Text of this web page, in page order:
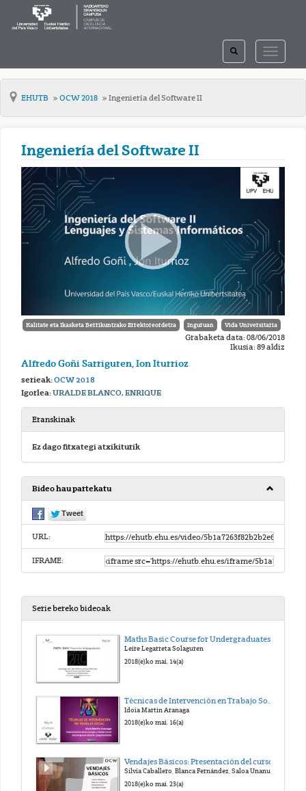
TOGGLE
TOGGLE
SEARCH
EHUTB OCW 2018 Ingeniería del Software II
Ingeniería del Software II
Kalitate eta Ikasketa Berrikuntzako Errektoreordetza Inguruan Vida Universitaria
Grabaketa data: 08/06/2018
Ikusia: 89 aldiz
Alfredo Goñi Sarriguren, Ion Iturrioz
serieak:OCW 2018
Igorlea:URALDE BLANCO, ENRIQUE
Eranskinak
Ez dago fitxategi atxikiturik
Bideo hau partekatu
URL:
IFRAME:
Serie bereko bideoak
Maths Basic Course for Undergraduates
Leire Legarreta Solaguren
2018(e)ko mai. 14(a)
Idoia Martin Aranaga
2018(e)ko mai. 16(a)
Vendajes Básicos: Presentación del curso
2018(e)ko mai. 23(a)